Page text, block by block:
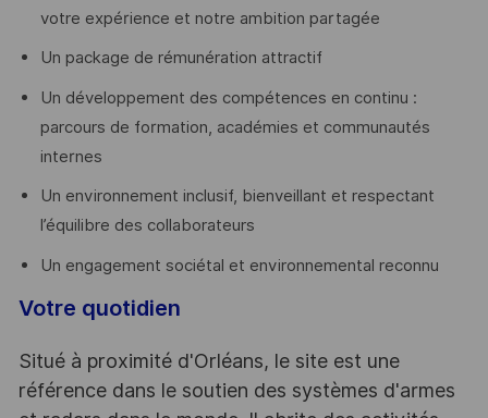
votre expérience et notre ambition partagée
Un package de rémunération attractif
Un développement des compétences en continu :
parcours de formation, académies et communautés
internes
Un environnement inclusif, bienveillant et respectant
l’équilibre des collaborateurs
Un engagement sociétal et environnemental reconnu
Votre quotidien
Situé à proximité d'Orléans, le site est une
référence dans le soutien des systèmes d'armes